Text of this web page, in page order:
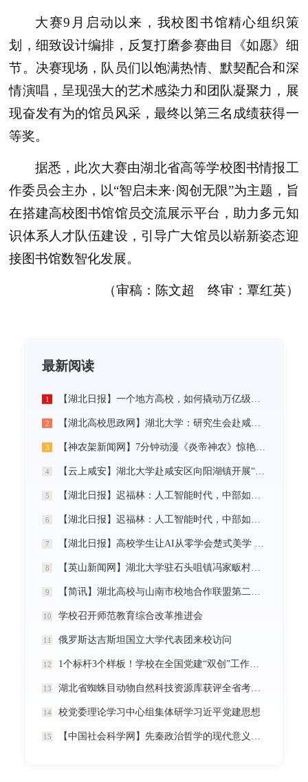
大赛9月启动以来，我校图书馆精心组织策
划，细致设计编排，反复打磨参赛曲目《如愿》细
节。决赛现场，队员们以饱满热情、默契配合和深
情演唱，呈现强大的艺术感染力和团队凝聚力，展
现奋发有为的馆员风采，最终以第三名成绩获得一
等奖。
据悉，此次大赛由湖北省高等学校图书情报工
作委员会主办，以“智启未来·阅创无限”为主题，旨
在搭建高校图书馆馆员交流展示平台，助力多元知
识体系人才队伍建设，引导广大馆员以崭新姿态迎
接图书馆数智化发展。
（审稿：陈文超 终审：覃红英）
最新阅读
1
2
3
4
5
6
7
8
9
10 学校召开师范教育综合改革推进会
11 俄罗斯达吉斯坦国立大学代表团来校访问
12
13
14 校党委理论学习中心组集体研学习近平党建思想
15